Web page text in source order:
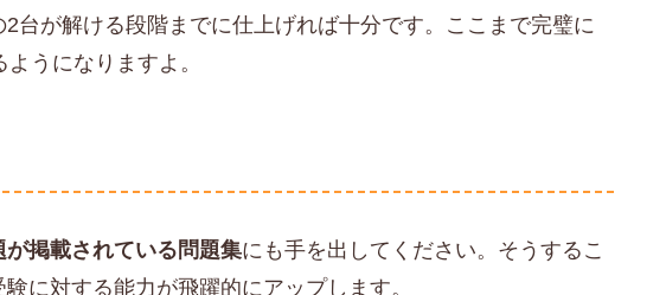
台が解ける段階までに仕上げれば十分です。ここまで完璧に
うになりますよ。
が掲載されている問題集にも手を出してください。そうするこ
に対する能力が飛躍的にアップします。